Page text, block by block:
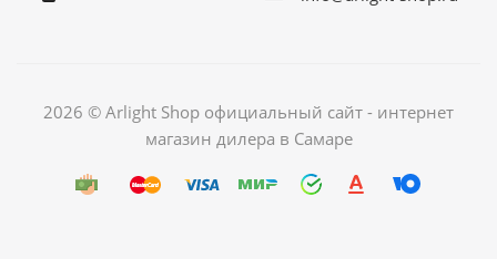
2026 © Arlight Shop официальный сайт - интернет
магазин дилера в Самаре